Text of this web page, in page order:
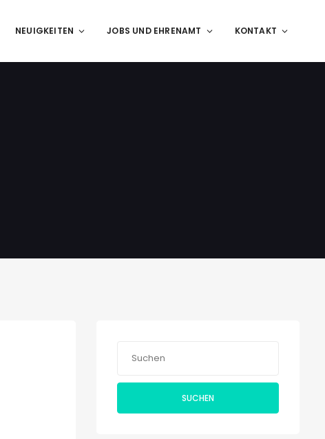
NEUIGKEITEN JOBS UND EHRENAMT KONTAKT
SUCHEN